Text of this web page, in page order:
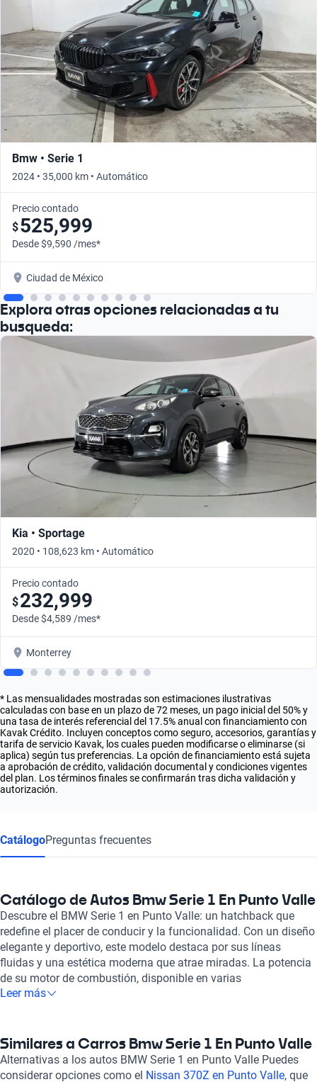
Bmw • Serie 1
2024 • 35,000 km • Automático
Precio contado
$525,999
Desde $9,590 /mes*
Ciudad de México
Explora otras opciones relacionadas a tu
busqueda:
Kia • Sportage
2020 • 108,623 km • Automático
Precio contado
$232,999
Desde $4,589 /mes*
Monterrey
* Las mensualidades mostradas son estimaciones ilustrativas
calculadas con base en un plazo de 72 meses, un pago inicial del 50% y
una tasa de interés referencial del 17.5% anual con financiamiento con
Kavak Crédito. Incluyen conceptos como seguro, accesorios, garantías y
tarifa de servicio Kavak, los cuales pueden modificarse o eliminarse (si
aplica) según tus preferencias. La opción de financiamiento está sujeta
a aprobación de crédito, validación documental y condiciones vigentes
del plan. Los términos finales se confirmarán tras dicha validación y
autorización.
CatálogoPreguntas frecuentes
Catálogo de Autos Bmw Serie 1 En Punto Valle
Descubre el BMW Serie 1 en Punto Valle: un hatchback que
redefine el placer de conducir y la funcionalidad. Con un diseño
elegante y deportivo, este modelo destaca por sus líneas
fluidas y una estética moderna que atrae miradas. La potencia
de su motor de combustión, disponible en varias
configuraciones desde 1.5 hasta 3.0 litros, ofrece un
excepcional. El BMW Serie 1 no solo es potente, sino también
eficiente, con un consumo combinado que varía de 5.1 a 9.6
litros cada 100 km, permitiéndote disfrutar de viajes largos con
Leer más
Similares a Carros Bmw Serie 1 En Punto Valle
Alternativas a los autos BMW Serie 1 en Punto Valle Puedes
considerar opciones como el Nissan 370Z en Punto Valle, que